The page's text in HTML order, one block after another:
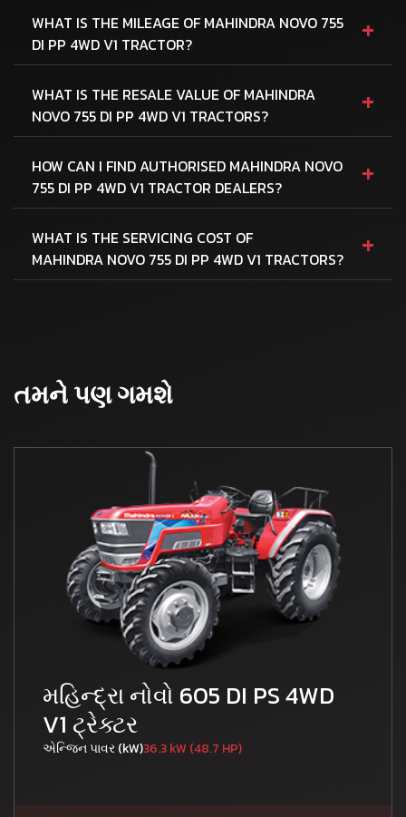
WHAT IS THE MILEAGE OF MAHINDRA NOVO 755
DI PP 4WD V1 TRACTOR?
+
WHAT IS THE RESALE VALUE OF MAHINDRA
NOVO 755 DI PP 4WD V1 TRACTORS?
+
HOW CAN I FIND AUTHORISED MAHINDRA NOVO
755 DI PP 4WD V1 TRACTOR DEALERS?
+
WHAT IS THE SERVICING COST OF
MAHINDRA NOVO 755 DI PP 4WD V1 TRACTORS?
+
તમને પણ ગમશે
મહિન્દ્રા નોવો 605 DI PS 4WD
V1 ટ્રેક્ટર
એન્જિન પાવર (kW)36.3 kW (48.7 HP)